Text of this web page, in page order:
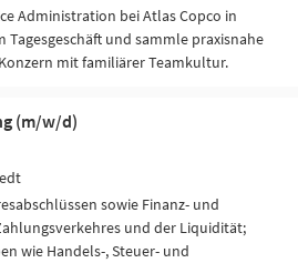
Administration bei Atlas Copco in
und sammle praxisnahe
mit familiärer Teamkultur.
(m/w/d)
sowie Finanz- und
und der Liquidität;
wie Handels-, Steuer- und